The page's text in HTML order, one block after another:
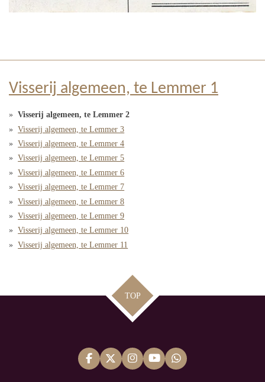
Visserij algemeen, te Lemmer 1
Visserij algemeen, te Lemmer 2
Visserij algemeen, te Lemmer 3
Visserij algemeen, te Lemmer 4
Visserij algemeen, te Lemmer 5
Visserij algemeen, te Lemmer 6
Visserij algemeen, te Lemmer 7
Visserij algemeen, te Lemmer 8
Visserij algemeen, te Lemmer 9
Visserij algemeen, te Lemmer 10
Visserij algemeen, te Lemmer 11
TOP
F
a
X
I
n
Y
o
W
h